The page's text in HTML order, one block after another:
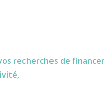
recherches de
,